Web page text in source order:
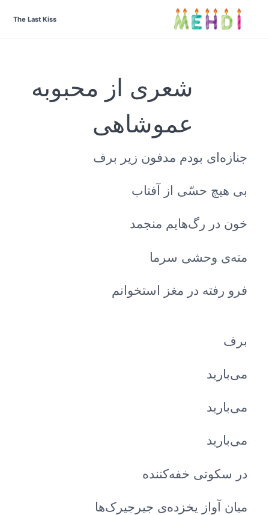
The Last Kiss
شعری از محبوبه
عموشاهی
جنازه‌ای بودم مدفون زیر برف
بی هیچ حسّی از آفتاب
خون در رگ‌هایم منجمد
مته‌ی وحشی سرما
فرو رفته در مغز استخوانم
برف
می‌بارید
می‌بارید
می‌بارید
در سکوتی خفه‌کننده
میان آواز یخزده‌ی جیرجیرک‌ها